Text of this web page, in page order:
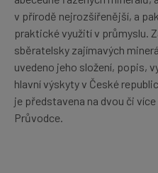
v přírodě nejrozšířenější, a
praktické využití v průmyslu.
sběratelsky zajímavých
uvedeno jeho složení, popis,
hlavní výskyty v České
je představena na dvou či
Průvodce.